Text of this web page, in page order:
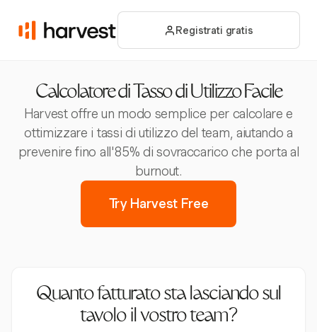
Registrati gratis
Calcolatore di Tasso di Utilizzo Facile
Harvest offre un modo semplice per calcolare e
ottimizzare i tassi di utilizzo del team, aiutando a
prevenire fino all'85% di sovraccarico che porta al
burnout.
Try Harvest Free
Quanto fatturato sta lasciando sul
tavolo il vostro team?